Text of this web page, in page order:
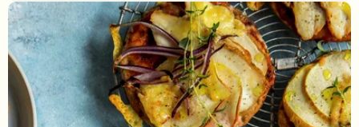
denne
oppskriften.